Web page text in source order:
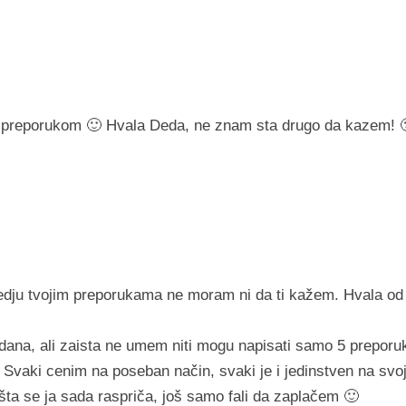
🙂 Hvala Deda, ne znam sta drugo da kazem!
tvojim preporukama ne moram ni da ti kažem. Hvala od
ali zaista ne umem niti mogu napisati samo 5
cenim na poseban način, svaki je i jedinstven na svoj
se ja sada raspriča, još samo fali da zaplačem 🙂